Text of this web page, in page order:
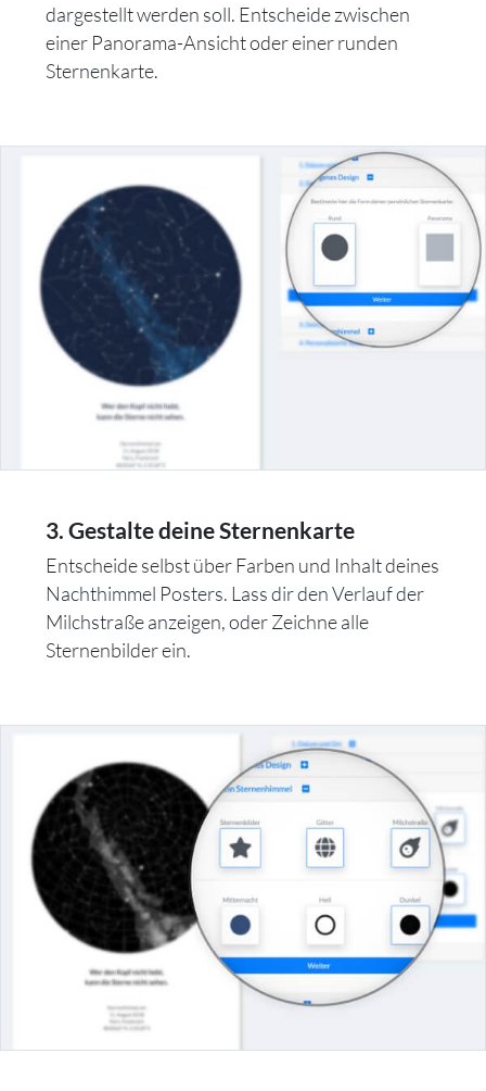
dargestellt werden soll. Entscheide zwischen
einer Panorama-Ansicht oder einer runden
Sternenkarte.
3. Gestalte deine Sternenkarte
Entscheide selbst über Farben und Inhalt deines
Nachthimmel Posters. Lass dir den Verlauf der
Milchstraße anzeigen, oder Zeichne alle
Sternenbilder ein.